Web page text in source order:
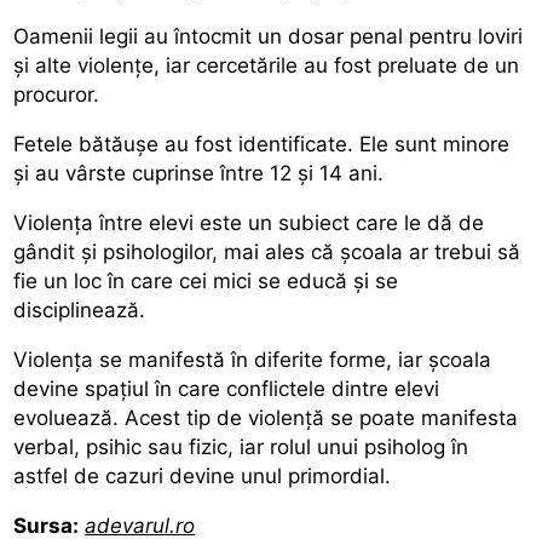
Oamenii legii au întocmit un dosar penal pentru loviri
şi alte violenţe, iar cercetările au fost preluate de un
procuror.
Fetele bătăuşe au fost identificate. Ele sunt minore
şi au vârste cuprinse între 12 şi 14 ani.
Violenţa între elevi este un subiect care le dă de
gândit și psihologilor, mai ales că şcoala ar trebui să
fie un loc în care cei mici se educă și se
disciplinează.
Violența se manifestă în diferite forme, iar școala
devine spațiul în care conflictele dintre elevi
evoluează. Acest tip de violență se poate manifesta
verbal, psihic sau fizic, iar rolul unui psiholog în
astfel de cazuri devine unul primordial.
Sursa: adevarul.ro